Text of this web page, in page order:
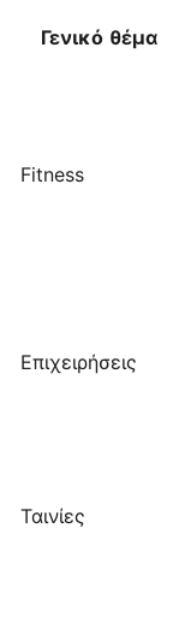
Γενικό θέμα
Fitness
Επιχειρήσεις
Ταινίες